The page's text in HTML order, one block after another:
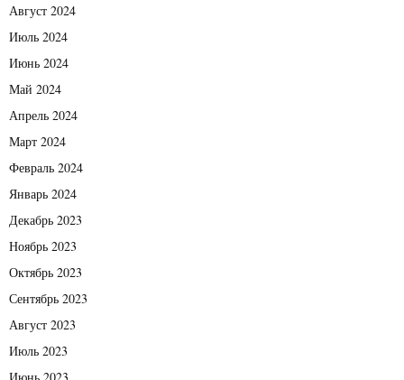
Август 2024
Июль 2024
Июнь 2024
Май 2024
Апрель 2024
Март 2024
Февраль 2024
Январь 2024
Декабрь 2023
Ноябрь 2023
Октябрь 2023
Сентябрь 2023
Август 2023
Июль 2023
Июнь 2023